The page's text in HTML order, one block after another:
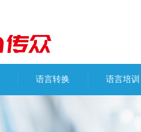
语言转换 语言培训